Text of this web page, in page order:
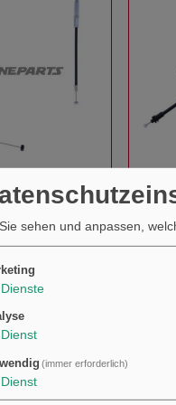
KAUFEN
sehen und anpassen,
Dienste
Dienst
(immer erforderlich)
Dienst